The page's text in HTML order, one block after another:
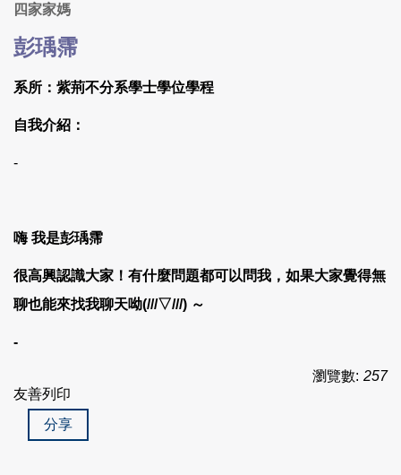
四家家媽
彭瑀霈
系所：紫荊不分系學士學位學程
自我介紹：
-
嗨 我是彭瑀霈
很高興認識大家！有什麼問題都可以問我，如果大家覺得無
聊也能來找我聊天呦(///▽///) ～
-
瀏覽數: 257
友善列印
分享